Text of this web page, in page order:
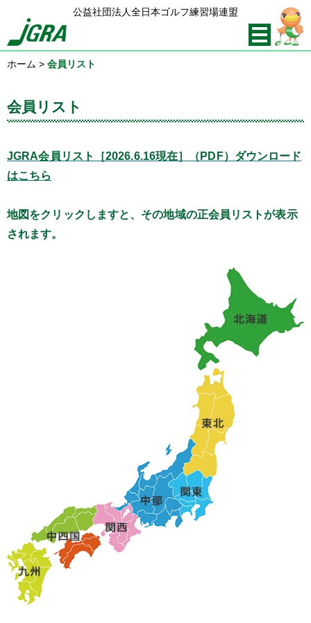
公益社団法人全日本ゴルフ練習場連盟
ホーム > 会員リスト
会員リスト
JGRA会員リスト［2026.6.16現在］（PDF）ダウンロード
はこちら
地図をクリックしますと、その地域の正会員リストが表示
されます。